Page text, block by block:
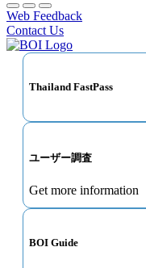
Web Feedback
Contact Us
Thailand FastPass
ユーザー調査
Get more information
BOI Guide